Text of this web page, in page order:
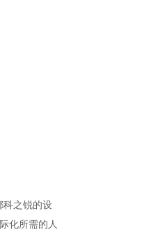
科之锐的设
化所需的人